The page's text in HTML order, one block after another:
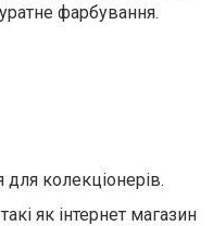
фарбування.
колекціонерів.
як інтернет магазин